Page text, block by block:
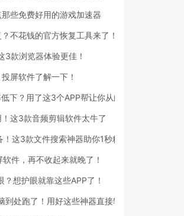
些免费好用的游戏加速器
不花钱的官方恢复工具来了！
3款浏览器体验更佳！
屏软件了解一下！
下？用了这3个APP帮让你从此戒掉手机！
这3款音频剪辑软件太牛了
这3款文件搜索神器助你1秒精准定位文件
件，再不收起来就晚了！
？想护眼就靠这些APP了！
到处跑了！用好这些神器直接轻松办公